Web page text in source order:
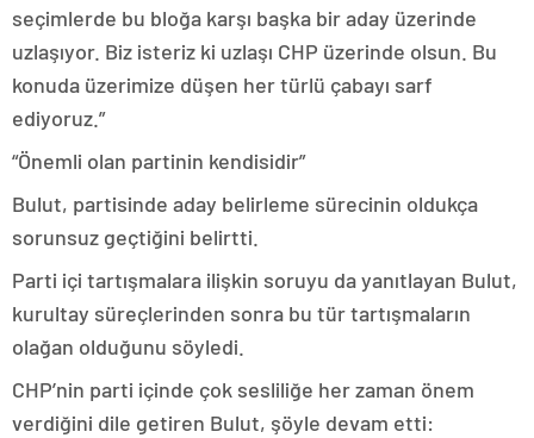
seçimlerde bu bloğa karşı başka bir aday üzerinde
uzlaşıyor. Biz isteriz ki uzlaşı CHP üzerinde olsun. Bu
konuda üzerimize düşen her türlü çabayı sarf
ediyoruz.”
“Önemli olan partinin kendisidir”
Bulut, partisinde aday belirleme sürecinin oldukça
sorunsuz geçtiğini belirtti.
Parti içi tartışmalara ilişkin soruyu da yanıtlayan Bulut,
kurultay süreçlerinden sonra bu tür tartışmaların
olağan olduğunu söyledi.
CHP’nin parti içinde çok sesliliğe her zaman önem
verdiğini dile getiren Bulut, şöyle devam etti: